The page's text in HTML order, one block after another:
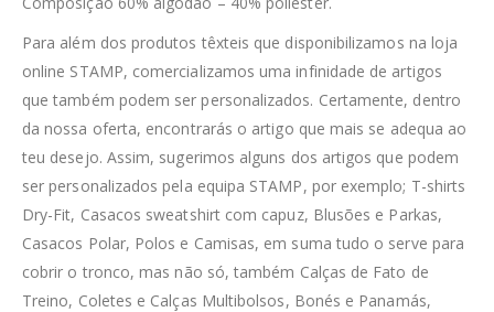
Para além dos produtos têxteis que disponibilizamos na loja
online STAMP, comercializamos uma infinidade de artigos
que também podem ser personalizados. Certamente, dentro
da nossa oferta, encontrarás o artigo que mais se adequa ao
teu desejo. Assim, sugerimos alguns dos artigos que podem
ser personalizados pela equipa STAMP, por exemplo; T-shirts
Dry-Fit, Casacos sweatshirt com capuz, Blusões e Parkas,
Casacos Polar, Polos e Camisas, em suma tudo o serve para
cobrir o tronco, mas não só, também Calças de Fato de
Treino, Coletes e Calças Multibolsos, Bonés e Panamás,